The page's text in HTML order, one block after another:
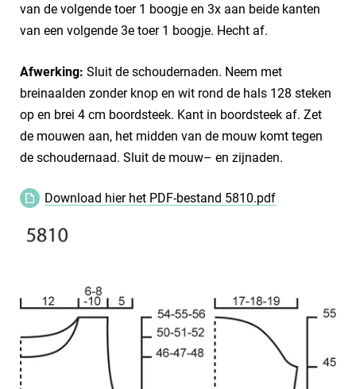
van de volgende toer 1 boogje en 3x aan beide kanten
van een volgende 3e toer 1 boogje. Hecht af.
Afwerking: Sluit de schoudernaden. Neem met
breinaalden zonder knop en wit rond de hals 128 steken
op en brei 4 cm boordsteek. Kant in boordsteek af. Zet
de mouwen aan, het midden van de mouw komt tegen
de schoudernaad. Sluit de mouw– en zijnaden.
Download hier het PDF-bestand 5810.pdf